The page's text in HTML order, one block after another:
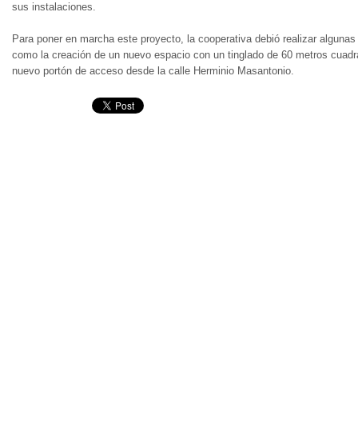
sus instalaciones.
Para poner en marcha este proyecto, la cooperativa debió realizar
como la creación de un nuevo espacio con un tinglado de 60 metros
nuevo portón de acceso desde la calle Herminio Masantonio.